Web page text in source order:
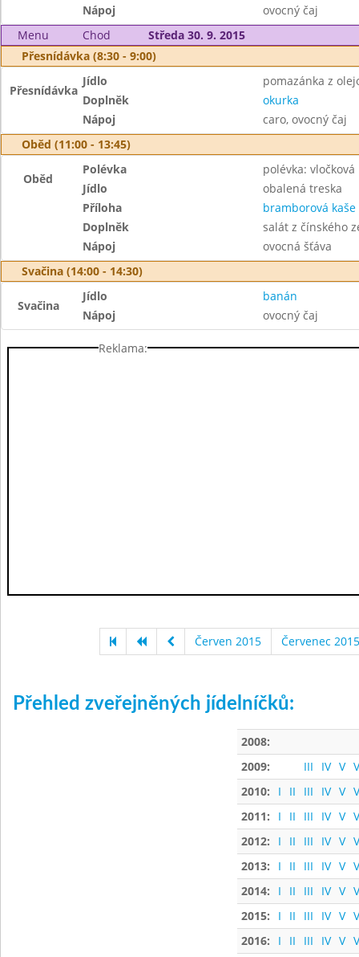
Nápoj
ovocný čaj
Menu
Chod
Středa 30. 9. 2015
Přesnídávka (8:30 - 9:00)
Přesnídávka
Jídlo
pomazánka z
Doplněk
okurka
Nápoj
caro, ovocný čaj
Oběd (11:00 - 13:45)
Oběd
Polévka
polévka: vločková
Jídlo
obalená treska
Příloha
bramborová kaše
Doplněk
salát z čínského
Nápoj
ovocná šťáva
Svačina (14:00 - 14:30)
Svačina
Jídlo
banán
Nápoj
ovocný čaj
Reklama:
Červen 2015 Červenec 2015
Přehled zveřejněných jídelníčků:
2008:
2009:
III IV V
2010:
I II III IV V
2011:
I II III IV V
2012:
I II III IV V
2013:
I II III IV V
2014:
I II III IV V
2015:
I II III IV V
2016:
I II III IV V